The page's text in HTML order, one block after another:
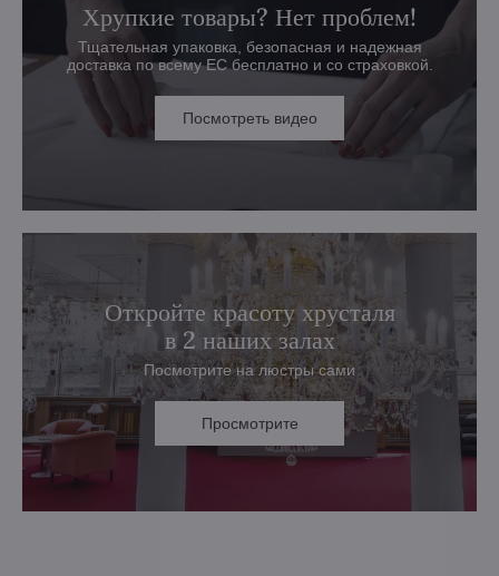
Хрупкие товары? Нет проблем!
Тщательная упаковка, безопасная и надежная
доставка по всему ЕС бесплатно и со страховкой.
Посмотреть видео
Откройте красоту хрусталя
в 2 наших залах
Посмотрите на люстры сами
Просмотрите